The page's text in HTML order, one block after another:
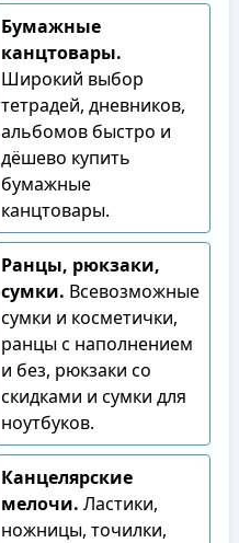
Бумажные
канцтовары.
Широкий выбор
тетрадей, дневников,
альбомов быстро и
дёшево купить
бумажные
канцтовары.
Ранцы, рюкзаки,
сумки. Всевозможные
сумки и косметички,
ранцы с наполнением
и без, рюкзаки со
скидками и сумки для
ноутбуков.
Канцелярские
мелочи. Ластики,
ножницы, точилки,